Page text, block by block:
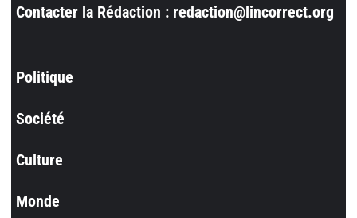
Contacter la Rédaction : redaction@lincorrect.org
Politique
Société
Culture
Monde